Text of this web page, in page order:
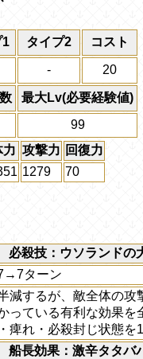
1 タイプ2 コスト
- 20
最大Lv(必要経験値)
99
力 攻撃力 回復力
1279 70
必殺技：ウソランドの
ターン
減するが、敵全体の攻
っている有利な効果を
痺れ・必殺封じ状態を
船長効果：激辛タタバ